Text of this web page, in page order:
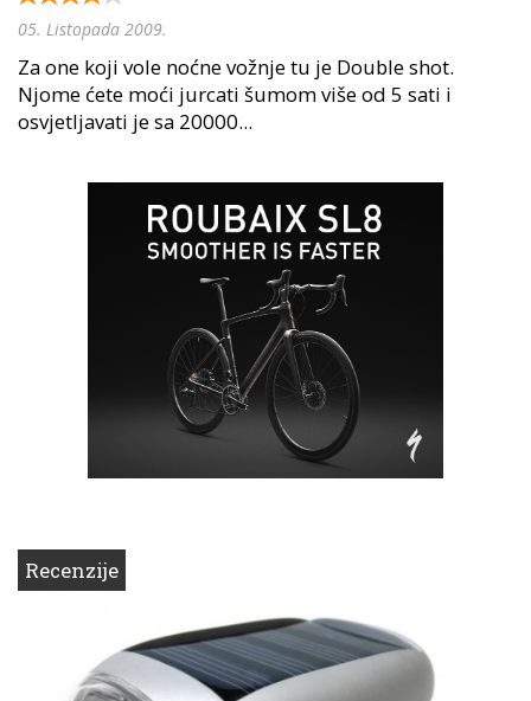
05. Listopada 2009.
Za one koji vole noćne vožnje tu je Double shot.
Njome ćete moći jurcati šumom više od 5 sati i
osvjetljavati je sa 20000...
Recenzije